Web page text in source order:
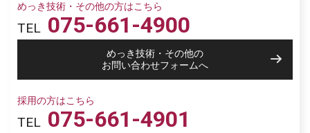
めっき技術・その他の方はこちら
TEL 075-661-4900
めっき技術・その他の
お問い合わせフォームへ
採用の方はこちら
TEL 075-661-4901